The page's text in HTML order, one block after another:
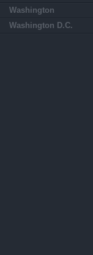
Washington
Washington D.C.